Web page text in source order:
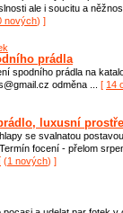
ale i soucitu a
nových) ]
prádla
spodního prádla na
odměna ... [ 14
luxusní
se svalnatou
focení - přelom
(1 nových) ]